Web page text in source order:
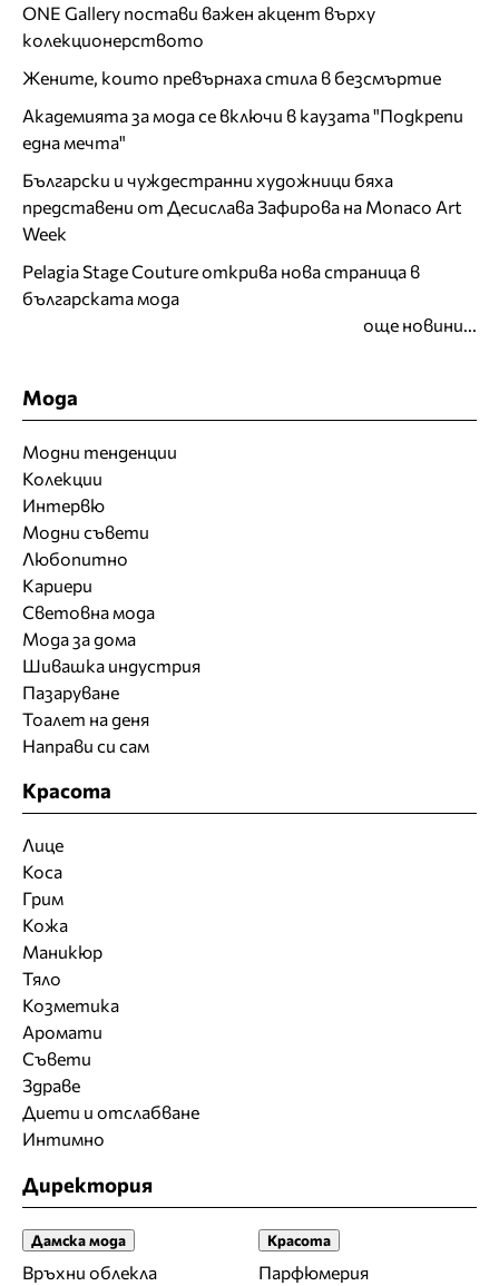
ONE Gallery постави важен акцент върху
колекционерството
Жените, които превърнаха стила в безсмъртие
Академията за мода се включи в каузата "Подкрепи
една мечта"
Български и чуждестранни художници бяха
представени от Десислава Зафирова на Monaco Art
Week
Pelagia Stage Couture открива нова страница в
българската мода
още новини...
Мода
Модни тенденции
Колекции
Интервю
Модни съвети
Любопитно
Кариери
Световна мода
Мода за дома
Шивашка индустрия
Пазаруване
Тоалет на деня
Направи си сам
Красота
Лице
Коса
Грим
Кожа
Маникюр
Тяло
Козметика
Аромати
Съвети
Здраве
Диети и отслабване
Интимно
Директория
Дамска мода
Връхни облекла
Красота
Парфюмерия